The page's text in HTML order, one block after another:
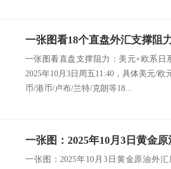
一张图看直盘支撑阻力：美元+欧系日
2025年10月3日周五11:40，具体美元/
币/港币/卢布/兰特/克朗等18...
一张图：2025年10月3日黄金原油外